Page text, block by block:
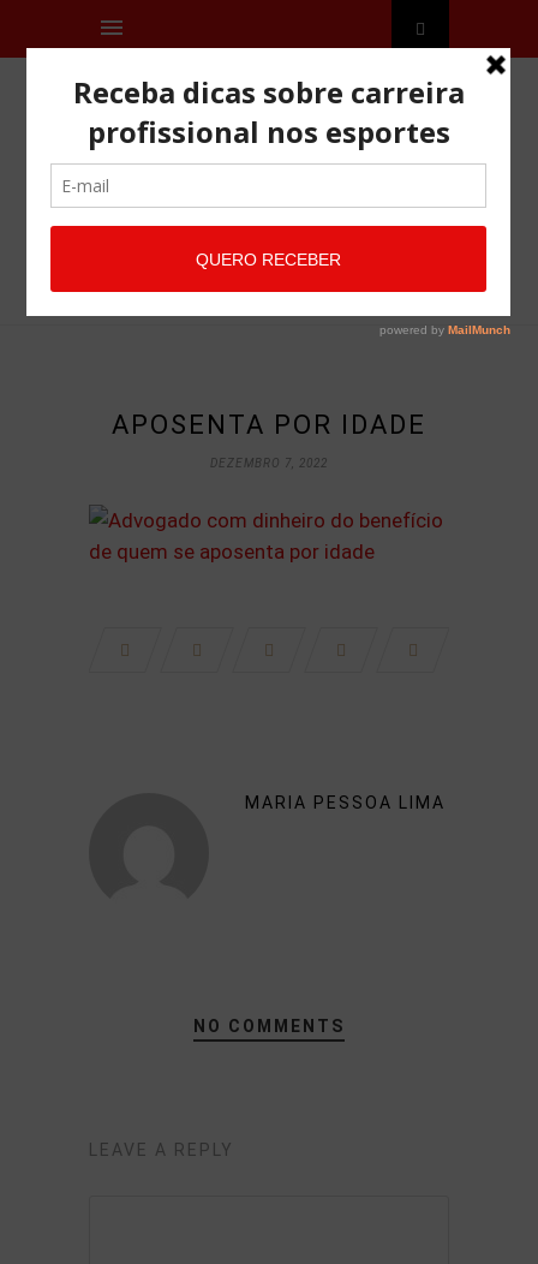
APOSENTA POR IDADE
DEZEMBRO 7, 2022
MARIA PESSOA LIMA
NO COMMENTS
LEAVE A REPLY